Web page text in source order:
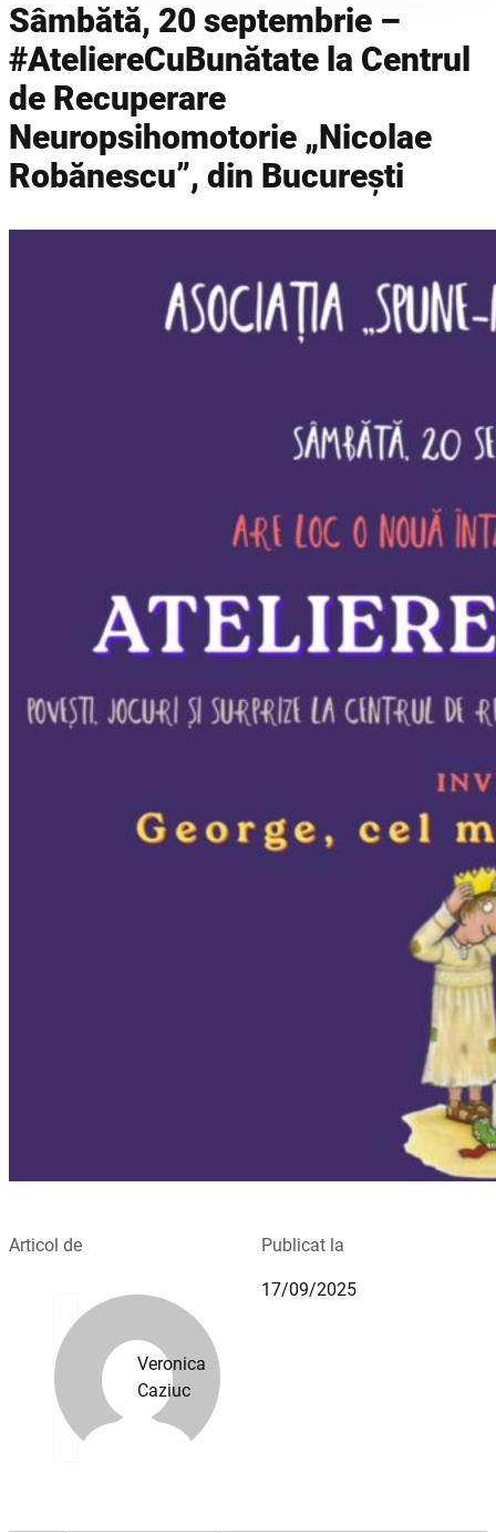
Sâmbătă, 20 septembrie –
#AteliereCuBunătate la Centrul
de Recuperare
Neuropsihomotorie „Nicolae
Robănescu”, din București
Articol de
Veronica
Caziuc
Publicat la
17/09/2025